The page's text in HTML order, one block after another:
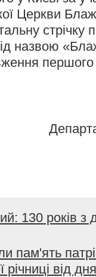
Церкви
стрічку
назвою
130 років з
пам'ять
річниці від